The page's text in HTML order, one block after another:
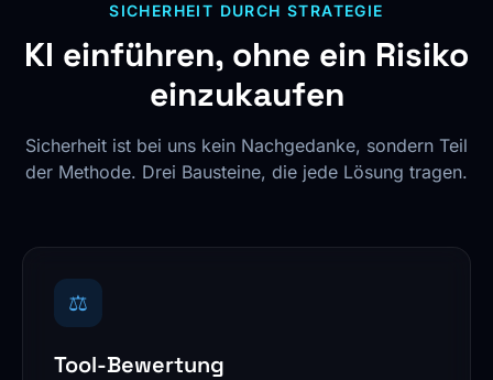
SICHERHEIT DURCH STRATEGIE
KI einführen, ohne ein Risiko
einzukaufen
Sicherheit ist bei uns kein Nachgedanke, sondern Teil
der Methode. Drei Bausteine, die jede Lösung tragen.
⚖️
Tool-Bewertung